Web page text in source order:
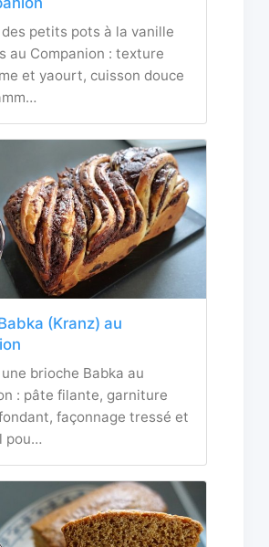
petits pots à la vanille
au Companion : texture
et yaourt, cuisson douce
(Kranz) au
brioche Babka au
: pâte filante, garniture
façonnage tressé et
pou…